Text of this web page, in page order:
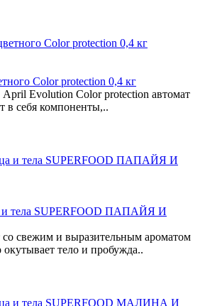
Сolor protection 0,4 кг
Evolution Color protection автомат
в себя компоненты,..
тела SUPERFOOD ПАПАЙЯ И
свежим и выразительным ароматом
тело и пробужда..